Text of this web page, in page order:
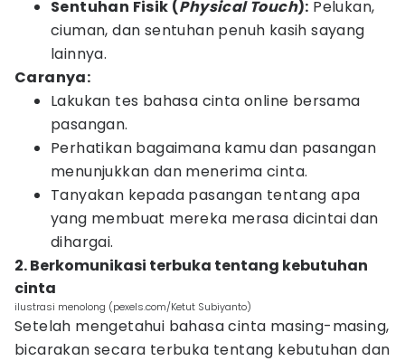
Sentuhan Fisik (Physical Touch): Pelukan,
ciuman, dan sentuhan penuh kasih sayang
lainnya.
Caranya:
Lakukan tes bahasa cinta online bersama
pasangan.
Perhatikan bagaimana kamu dan pasangan
menunjukkan dan menerima cinta.
Tanyakan kepada pasangan tentang apa
yang membuat mereka merasa dicintai dan
dihargai.
2. Berkomunikasi terbuka tentang kebutuhan
cinta
ilustrasi menolong (pexels.com/Ketut Subiyanto)
Setelah mengetahui bahasa cinta masing-masing,
bicarakan secara terbuka tentang kebutuhan dan